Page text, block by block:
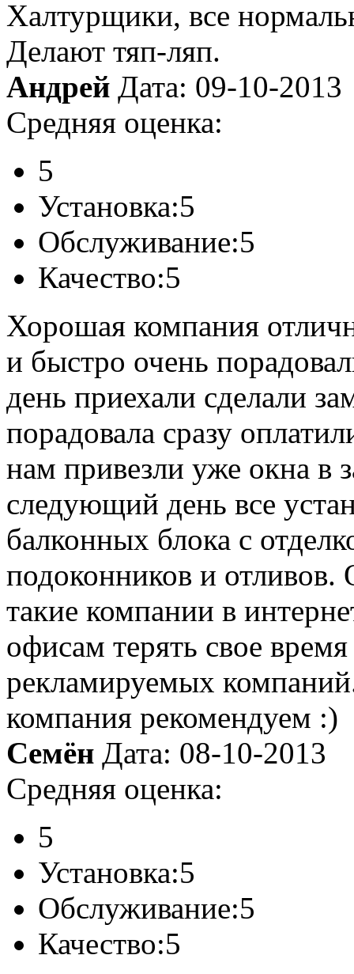
Халтурщики, все
Делают тяп-ляп.
Андрей Дата: 09-10-2013
Средняя оценка:
5
Установка:5
Обслуживание:5
Качество:5
Хорошая компания
и быстро очень
день приехали сделали
порадовала сразу
нам привезли уже окна в
следующий день все
балконных блока с
подоконников и отливов.
такие компании в
офисам терять свое
рекламируемых
компания рекомендуем :)
Семён Дата: 08-10-2013
Средняя оценка:
5
Установка:5
Обслуживание:5
Качество:5